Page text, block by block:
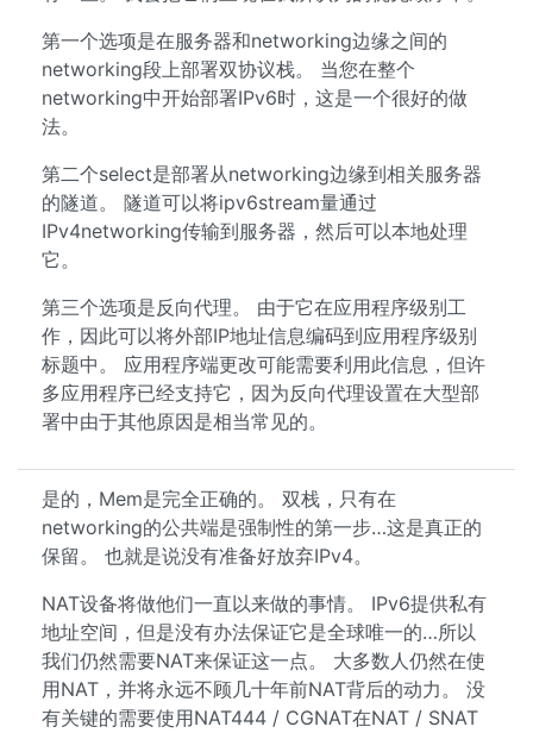
第一个选项是在服务器和networking边缘之间的
networking段上部署双协议栈。 当您在整个
networking中开始部署IPv6时，这是一个很好的做
法。
第二个select是部署从networking边缘到相关服务器
的隧道。 隧道可以将ipv6stream量通过
IPv4networking传输到服务器，然后可以本地处理
它。
第三个选项是反向代理。 由于它在应用程序级别工
作，因此可以将外部IP地址信息编码到应用程序级别
标题中。 应用程序端更改可能需要利用此信息，但许
多应用程序已经支持它，因为反向代理设置在大型部
署中由于其他原因是相当常见的。
是的，Mem是完全正确的。 双栈，只有在
networking的公共端是强制性的第一步…这是真正的
保留。 也就是说没有准备好放弃IPv4。
NAT设备将做他们一直以来做的事情。 IPv6提供私有
地址空间，但是没有办法保证它是全球唯一的…所以
我们仍然需要NAT来保证这一点。 大多数人仍然在使
用NAT，并将永远不顾几十年前NAT背后的动力。 没
有关键的需要使用NAT444 / CGNAT在NAT / SNAT